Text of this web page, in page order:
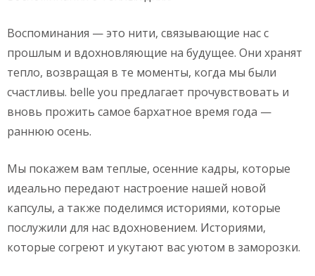
Воспоминания — это нити, связывающие нас с
прошлым и вдохновляющие на будущее. Они хранят
тепло, возвращая в те моменты, когда мы были
счастливы. belle you предлагает прочувствовать и
вновь прожить самое бархатное время года —
раннюю осень.
Мы покажем вам теплые, осенние кадры, которые
идеально передают настроение нашей новой
капсулы, а также поделимся историями, которые
послужили для нас вдохновением. Историями,
которые согреют и укутают вас уютом в заморозки.